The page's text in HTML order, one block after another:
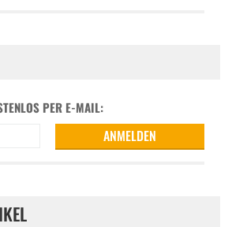
PER E-MAIL: